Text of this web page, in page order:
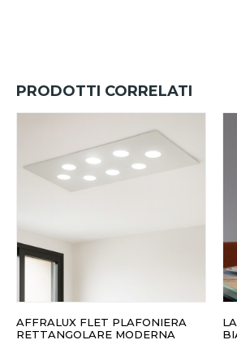
PRODOTTI CORRELATI
AFFRALUX FLET PLAFONIERA
RETTANGOLARE MODERNA